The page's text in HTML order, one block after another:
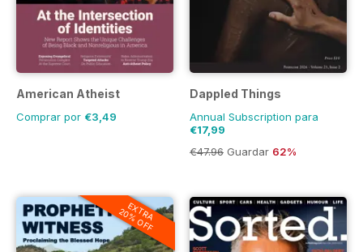
American Atheist
Comprar por €3,49
Dappled Things
Annual Subscription para
€17,99
€47.96 Guardar 62%
EXTRA
20% OFF